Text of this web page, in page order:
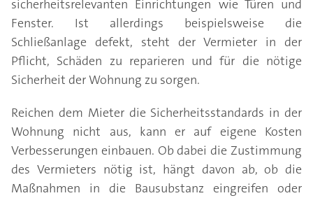
sicherheitsrelevanten Einrichtungen wie Türen und
Fenster. Ist allerdings beispielsweise die
Schließanlage defekt, steht der Vermieter in der
Pflicht, Schäden zu reparieren und für die nötige
Sicherheit der Wohnung zu sorgen.
Reichen dem Mieter die Sicherheitsstandards in der
Wohnung nicht aus, kann er auf eigene Kosten
Verbesserungen einbauen. Ob dabei die Zustimmung
des Vermieters nötig ist, hängt davon ab, ob die
Maßnahmen in die Bausubstanz eingreifen oder